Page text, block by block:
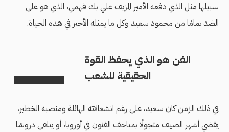
سبيلها مثل الذي دفعه الأمير المزيف علي بك فهمي، الذي هو على
الضد تمامًا من محمود سعيد وكل ما يمثله الأخير في هذه الحياة.
الفن هو الذي يحفظ القوة
الحقيقية للشعب
في ذلك الزمن كان سعيد، على رغم انشغالاته الهائلة ومنصبه الخطير،
يقضي أشهر الصيف متجولًا بمتاحف الفنون في أوروبا، أو يتلقى دروسًا